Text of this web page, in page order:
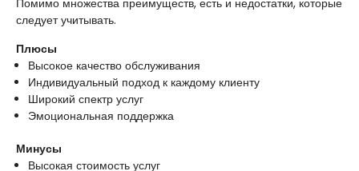
Помимо множества преимуществ, есть и недостатки, которые
следует учитывать.
Плюсы
Высокое качество обслуживания
Индивидуальный подход к каждому клиенту
Широкий спектр услуг
Эмоциональная поддержка
Минусы
Высокая стоимость услуг